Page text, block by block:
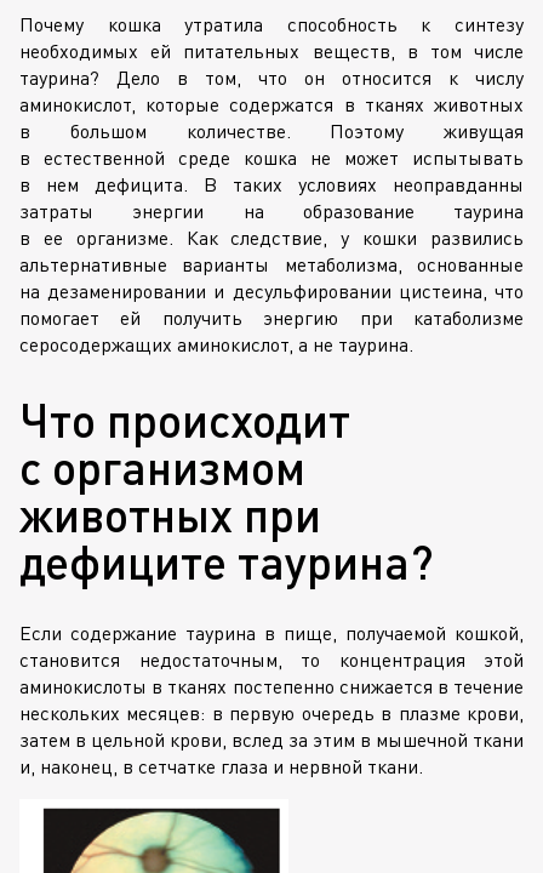
Почему кошка утратила способность к синтезу
необходимых ей питательных веществ, в том числе
таурина? Дело в том, что он относится к числу
аминокислот, которые содержатся в тканях животных
в большом количестве. Поэтому живущая
в естественной среде кошка не может испытывать
в нем дефицита. В таких условиях неоправданны
затраты энергии на образование таурина
в ее организме. Как следствие, у кошки развились
альтернативные варианты метаболизма, основанные
на дезаменировании и десульфировании цистеина, что
помогает ей получить энергию при катаболизме
серосодержащих аминокислот, а не таурина.
Что происходит
с организмом
животных при
дефиците таурина?
Если содержание таурина в пище, получаемой кошкой,
становится недостаточным, то концентрация этой
аминокислоты в тканях постепенно снижается в течение
нескольких месяцев: в первую очередь в плазме крови,
затем в цельной крови, вслед за этим в мышечной ткани
и, наконец, в сетчатке глаза и нервной ткани.